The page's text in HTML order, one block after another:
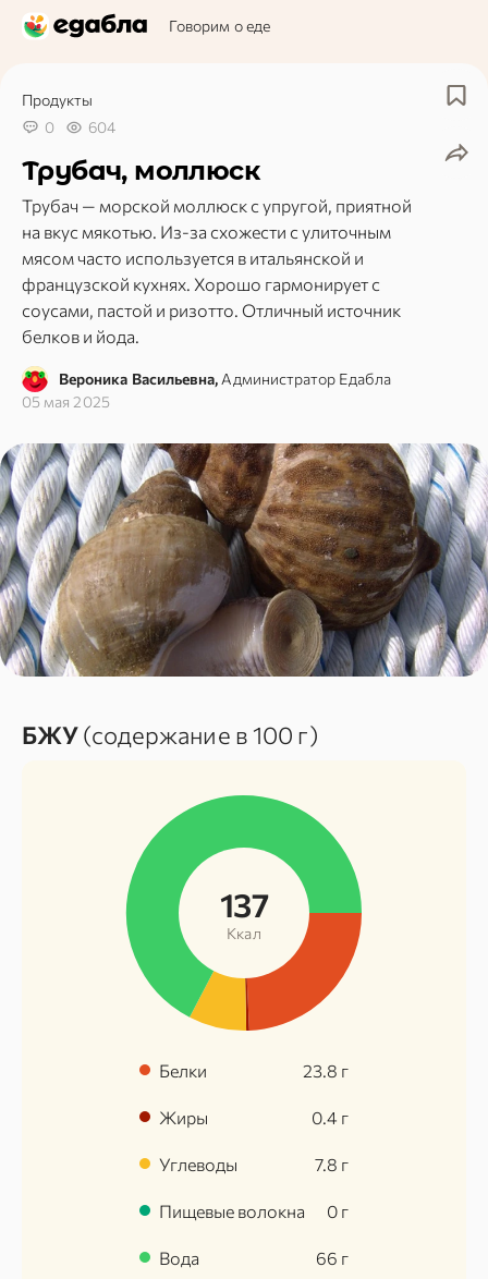
Говорим о еде
Продукты
0
604
Трубач, моллюск
Трубач — морской моллюск с упругой, приятной
на вкус мякотью. Из-за схожести с улиточным
мясом часто используется в итальянской и
французской кухнях. Хорошо гармонирует с
соусами, пастой и ризотто. Отличный источник
белков и йода.
Вероника Васильевна, Администратор Едабла
05 мая 2025
БЖУ(содержание в 100 г)
137
Ккал
Белки 23.8 г
Жиры 0.4 г
Углеводы 7.8 г
Пищевые волокна 0 г
Вода 66 г